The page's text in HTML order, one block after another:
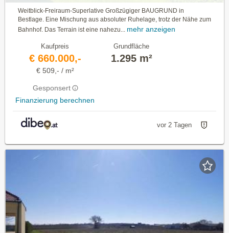
Weitblick-Freiraum-Superlative Großzügiger BAUGRUND in
Bestlage. Eine Mischung aus absoluter Ruhelage, trotz der Nähe zum
Bahnhof. Das Terrain ist eine nahezu... mehr anzeigen
Kaufpreis
€ 660.000,-
€ 509,- / m²
Gesponsert
Finanzierung berechnen
Grundfläche
1.295 m²
vor 2 Tagen